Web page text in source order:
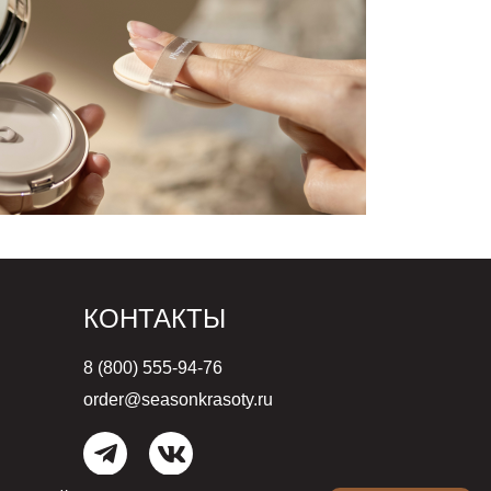
КОНТАКТЫ
8 (800) 555-94-76
order@seasonkrasoty.ru